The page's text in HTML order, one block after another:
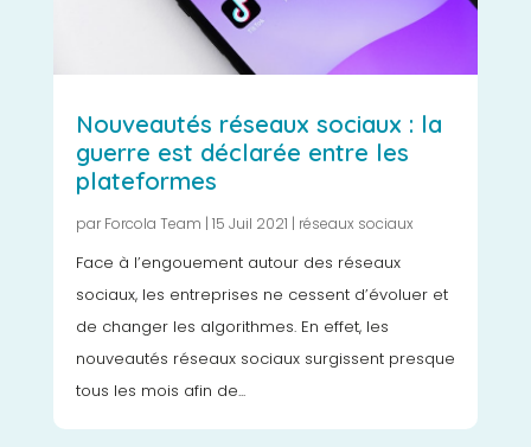
Nouveautés réseaux sociaux : la
guerre est déclarée entre les
plateformes
par Forcola Team | 15 Juil 2021 | réseaux sociaux
Face à l’engouement autour des réseaux
sociaux, les entreprises ne cessent d’évoluer et
de changer les algorithmes. En effet, les
nouveautés réseaux sociaux surgissent presque
tous les mois afin de...